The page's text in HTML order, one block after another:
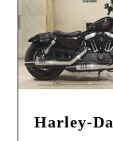
Harley-